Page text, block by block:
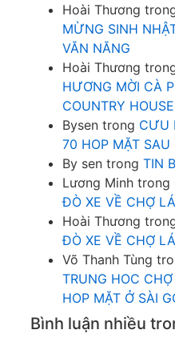
Hoài Thương
MỪNG SINH
VĂN NĂNG
Hoài Thương
HƯƠNG MỜI CÀ
COUNTRY HOUSE
Bysen trong CƯU
70 HOP MẶT
By sen trong TIN
Lương Minh trong
ĐÒ XE VỀ CHỢ
Hoài Thương
ĐÒ XE VỀ CHỢ
Võ Thanh Tùng
TRUNG HOC
HOP MẶT Ở SÀI
Bình luận nhiều